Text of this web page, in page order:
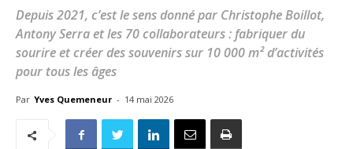
Depuis 2021, c’est le sens donné par Christophe Boillot,
Antony Serra et les 70 collaborateurs : fabriquer du
sourire et créer des souvenirs sur 10 000 m² d’activités
pour tous les âges
Par Yves Quemeneur - 14 mai 2026